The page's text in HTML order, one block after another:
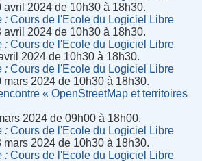
avril 2024 de 10h30 à 18h30.
Cours de l'Ecole du Logiciel Libre
avril 2024 de 10h30 à 18h30.
Cours de l'Ecole du Logiciel Libre
2024 de 10h30 à 18h30.
Cours de l'Ecole du Logiciel Libre
mars 2024 de 10h30 à 18h30.
« OpenStreetMap et territoires
2024 de 09h00 à 18h00.
Cours de l'Ecole du Logiciel Libre
mars 2024 de 10h30 à 18h30.
Cours de l'Ecole du Logiciel Libre